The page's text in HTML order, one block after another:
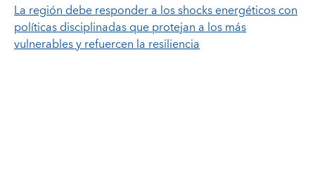
La región debe responder a los shocks energéticos con
políticas disciplinadas que protejan a los más
vulnerables y refuercen la resiliencia